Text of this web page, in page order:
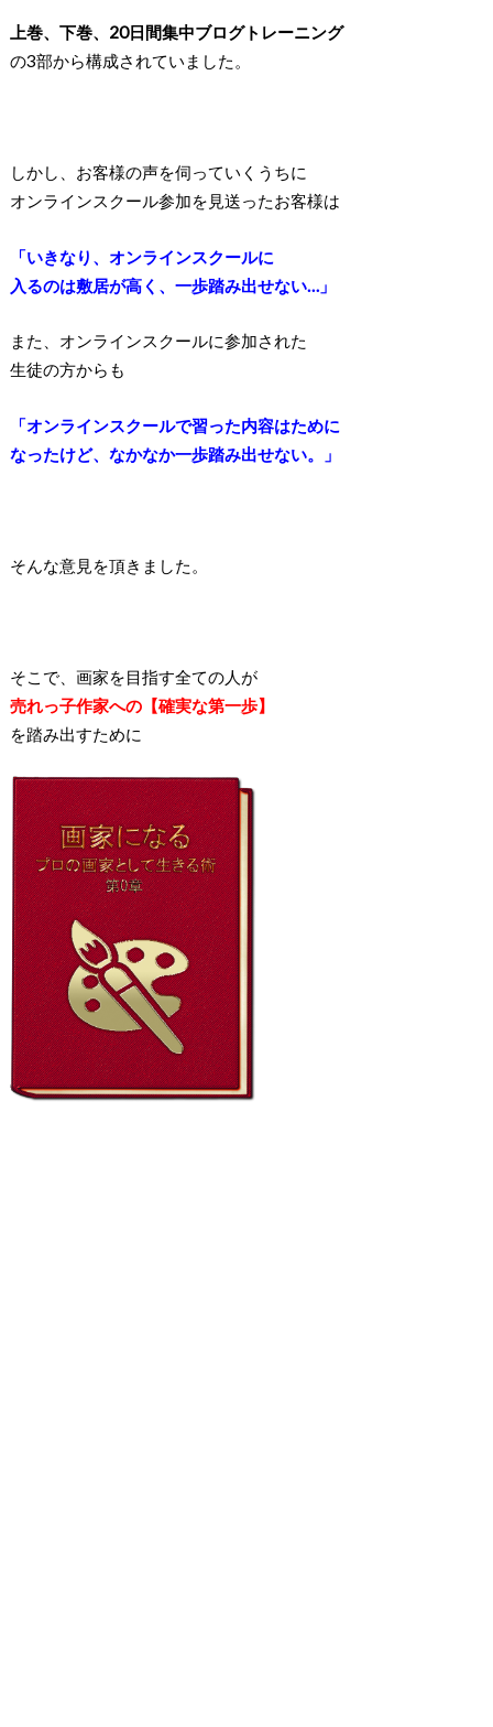
上巻、下巻、20日間集中ブログトレーニング
の3部から構成されていました。
しかし、お客様の声を伺っていくうちに
オンラインスクール参加を見送ったお客様は
「いきなり、オンラインスクールに
入るのは敷居が高く、一歩踏み出せない…」
また、オンラインスクールに参加された
生徒の方からも
「オンラインスクールで習った内容はために
なったけど、なかなか一歩踏み出せない。」
そんな意見を頂きました。
そこで、画家を目指す全ての人が
売れっ子作家への【確実な第一歩】
を踏み出すために